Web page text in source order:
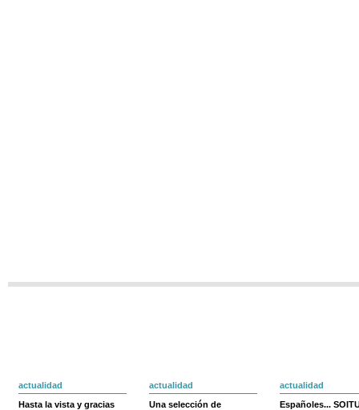
actualidad
Hasta la vista y gracias
actualidad
Una selección de
actualidad
Españoles...